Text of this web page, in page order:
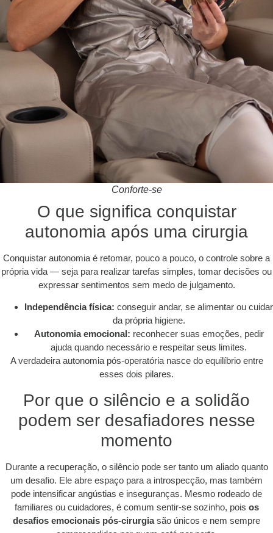
Conforte-se
O que significa conquistar
autonomia após uma cirurgia
Conquistar autonomia é retomar, pouco a pouco, o controle sobre a
própria vida — seja para realizar tarefas simples, tomar decisões ou
expressar sentimentos sem medo de julgamento.
Independência física: conseguir andar, se alimentar ou cuidar
da própria higiene.
Autonomia emocional: reconhecer suas emoções, pedir
ajuda quando necessário e respeitar seus limites.
A verdadeira autonomia pós-operatória nasce do equilíbrio entre
esses dois pilares.
Por que o silêncio e a solidão
podem ser desafiadores nesse
momento
Durante a recuperação, o silêncio pode ser tanto um aliado quanto
um desafio. Ele abre espaço para a introspecção, mas também
pode intensificar angústias e inseguranças. Mesmo rodeado de
familiares ou cuidadores, é comum sentir-se sozinho, pois os
desafios emocionais pós-cirurgiasão únicos e nem sempre